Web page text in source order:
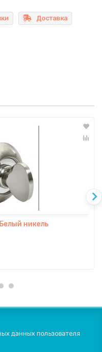
Доставка
никель
данных пользователя